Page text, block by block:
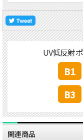
UV低反射
B1
B3
関連商品